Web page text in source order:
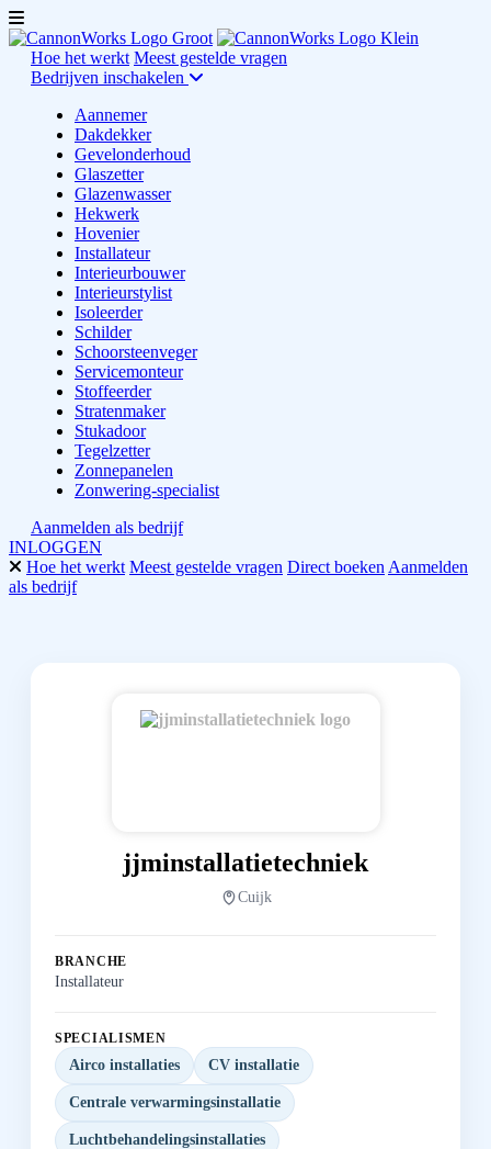
Hoe het werkt Meest gestelde vragen
Bedrijven inschakelen
Aannemer
Dakdekker
Gevelonderhoud
Glaszetter
Glazenwasser
Hekwerk
Hovenier
Installateur
Interieurbouwer
Interieurstylist
Isoleerder
Schilder
Schoorsteenveger
Servicemonteur
Stoffeerder
Stratenmaker
Stukadoor
Tegelzetter
Zonnepanelen
Zonwering-specialist
Aanmelden als bedrijf
INLOGGEN
Hoe het werkt Meest gestelde vragen Direct boeken Aanmelden
als bedrijf
jjminstallatietechniek
Cuijk
BRANCHE
Installateur
SPECIALISMEN
Airco installaties CV installatie
Centrale verwarmingsinstallatie
Luchtbehandelingsinstallaties